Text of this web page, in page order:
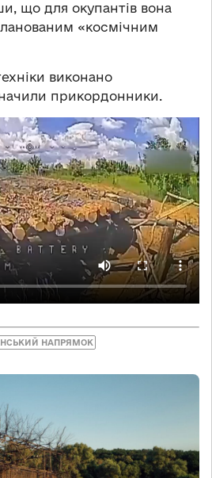
що для окупантів вона
«космічним
виконано
прикордонники.
НАПРЯМОК